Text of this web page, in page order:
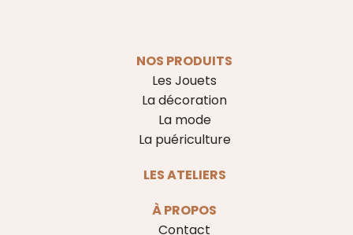
NOS PRODUITS
Les Jouets
La décoration
La mode
La puériculture
LES ATELIERS
À PROPOS
Contact